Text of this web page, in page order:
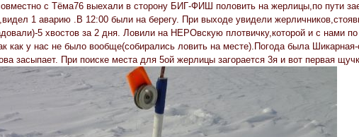
с Тёма76 выехали в сторону БИГ-ФИШ половить на жерлицы,по пути
1 аварию .В 12:00 были на берегу. При выходе увидели
5 хвостов за 2 дня. Ловили на НЕРОвскую плотвичку,которой и с нами
как у нас не было вообще(собирались ловить на месте).Погода была
засыпает. При поиске места для 5ой жерлицы загорается 3я и вот первая